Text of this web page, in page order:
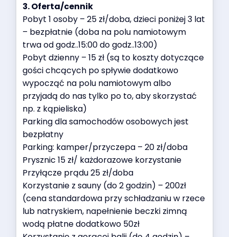
3. Oferta/cennik
Pobyt 1 osoby – 25 zł/doba, dzieci poniżej 3 lat
– bezpłatnie (doba na polu namiotowym
trwa od godz..15:00 do godz..13:00)
Pobyt dzienny – 15 zł (są to koszty dotyczące
gości chcących po spływie dodatkowo
wypocząć na polu namiotowym albo
przyjadą do nas tylko po to, aby skorzystać
np. z kąpieliska)
Parking dla samochodów osobowych jest
bezpłatny
Parking: kamper/przyczepa – 20 zł/doba
Prysznic 15 zł/ każdorazowe korzystanie
Przyłącze prądu 25 zł/doba
Korzystanie z sauny (do 2 godzin) – 200zł
(cena standardowa przy schładzaniu w rzece
lub natryskiem, napełnienie beczki zimną
wodą płatne dodatkowo 50zł